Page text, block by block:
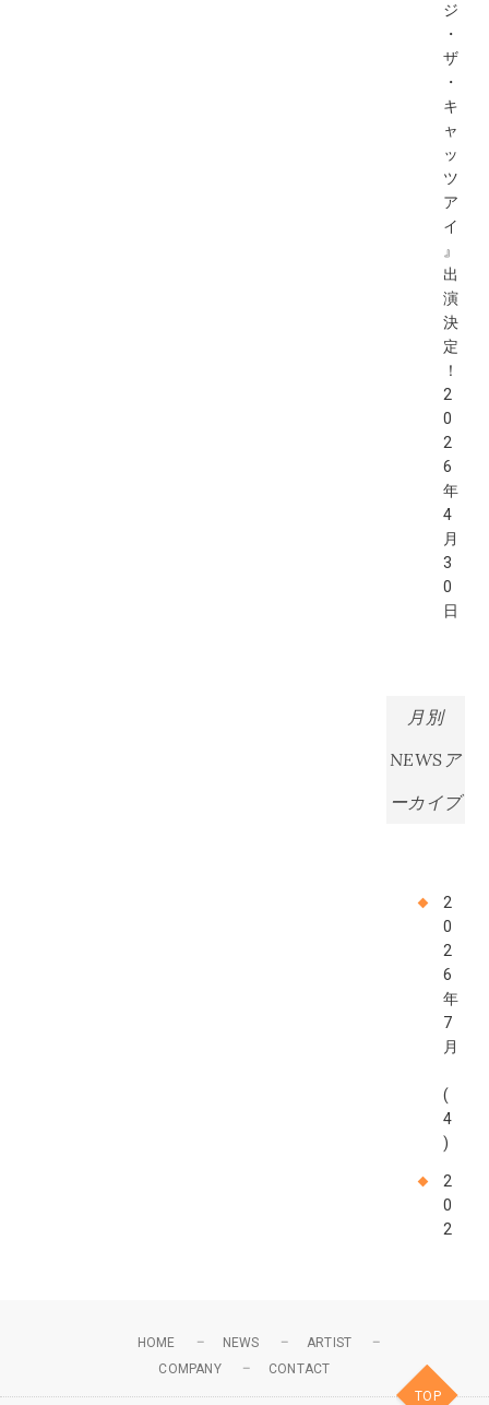
ジ
・
ザ
・
キ
ャ
ッ
ツ
ア
イ
』
出
演
決
定
！
2
0
2
6
年
4
月
3
0
日
月別
NEWSア
ーカイブ
2
0
2
6
年
7
月
(
4
)
2
0
2
4
HOME NEWS
ARTIST
COMPANY
CONTACT
TOP